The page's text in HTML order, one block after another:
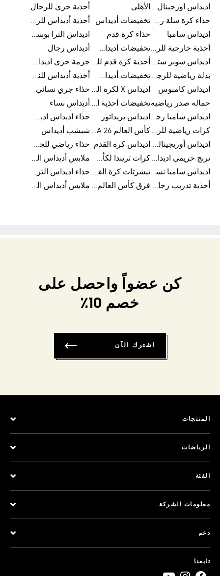
اديداس اورجينال رجالي الأهلي
أحذية جري للرجال
حذاء كرة سلة رجالي تخفيضات أديداس
أحذية أديداس للرجال
اديداس سامبا
حذاء كرة قدم
اديداس الترا بوست للرجال
أحذية خارجية للرجال
تخفيضات أديداس للرجال
أديداس رجال
اديداس سوبر ستار رجالي
أحذية كرة قدم للرجال
جزمة جري اديداس
بدلة رياضية للرجال
تخفيضات أديداس للنساء
أحذية أديداس للنساء
اديداس كامبوس
اديداس X لكرة القدم حذاء جري نسائي
حماله صدر رياضيه
تخفيضات أحذية أديداس للرجال أديداس نساء
اديداس سامبا رجالي اديداس بريداتور
حذاء اديداس اديستار للرجال
كرات رياضية للرجال
كأس العالم FIFA 26™ شبشب أديداس
اديداس أوريجينالز للنساء
اديداس كرة القدم
حذاء رياضي للجري
ترنج حريمي اديداس
كرات تريندا لكأس العالم FIFA 26™
ملابس أديداس الرياضية
اديداس سامبا نسائي
تيشرتات كرة القدم
حذاء اديداس الترا بوست 22
أحذية تدريب رجالية
فرق كأس العالم FIFA 26™ ملابس أديداس الرجالية
كن عضواً واحصل على
خصم 10٪
اشترك الآن
المنتجات
الرياضات
الفئة
معلومات الشركة
دعم
تابعنا